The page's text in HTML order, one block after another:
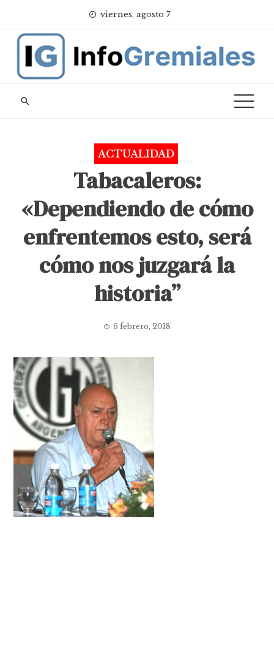
content
viernes, agosto 7
ACTUALIDAD
Tabacaleros:
«Dependiendo de cómo
enfrentemos esto, será
cómo nos juzgará la
historia”
6 febrero, 2018